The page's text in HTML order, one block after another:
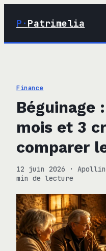
P· Patrimelia
03 · Immobilier
04 · Finance
Finance
Béguinage
mois et 3
comparer
12 juin 2026 ·
min de lecture